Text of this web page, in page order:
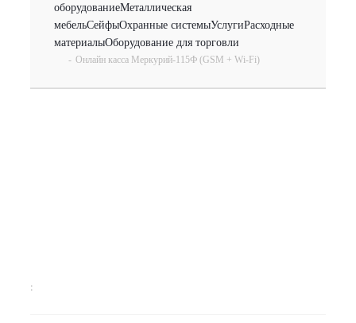
оборудованиеМеталлическая
мебельСейфыОхранные системыУслугиРасходные
материалыОборудование для торговли
- Онлайн касса Меркурий-115Ф (GSM + Wi-Fi)
: